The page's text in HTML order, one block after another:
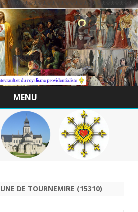
MENU
Skip
to
content
DE TOURNEMIRE (15310)